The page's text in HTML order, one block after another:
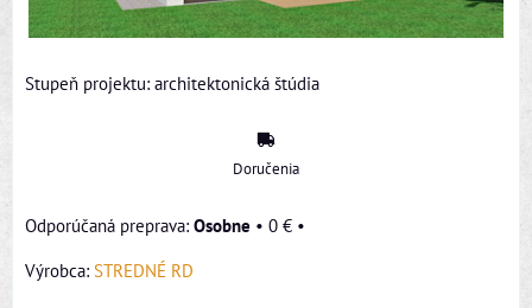
Stupeň projektu: architektonická štúdia
Doručenia
Osobne • 0 € •
Výrobca: STREDNÉ RD